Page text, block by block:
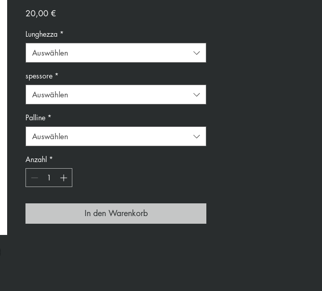
20,00 €
Lunghezza *
Auswählen
spessore *
Auswählen
Palline *
Auswählen
Anzahl *
In den Warenkorb